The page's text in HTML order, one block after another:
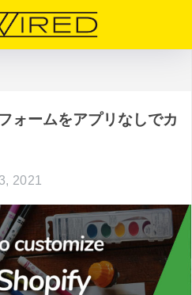
ォームをアプリなしでカ
2021